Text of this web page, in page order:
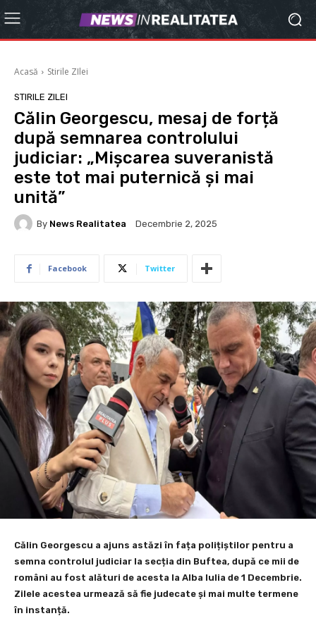
Acasă Stirile ZIlei
STIRILE ZILEI
Călin Georgescu, mesaj de forță
după semnarea controlului
judiciar: „Mișcarea suveranistă
este tot mai puternică și mai
unită”
By News Realitatea Decembrie 2, 2025
Facebook Twitter
Călin Georgescu a ajuns astăzi în fața polițiștilor pentru a
semna controlul judiciar la secția din Buftea, după ce mii de
români au fost alături de acesta la Alba Iulia de 1 Decembrie.
Zilele acestea urmează să fie judecate și mai multe termene
în instanță.